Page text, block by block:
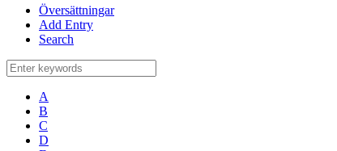
Översättningar
Add Entry
Search
A
B
C
D